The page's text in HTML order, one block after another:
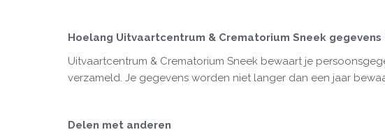
Hoelang Uitvaartcentrum & Crematorium Sneek
Uitvaartcentrum & Crematorium Sneek bewaart je
verzameld. Je gegevens worden niet langer dan een jaar
Delen met anderen